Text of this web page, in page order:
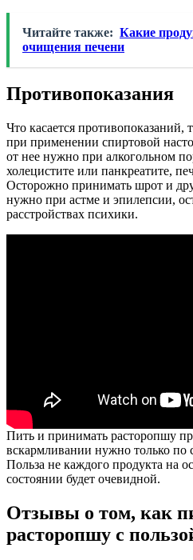
Читайте также: Какие
очищения печени
Противопоказания
Что касается противопоказаний,
при применении спиртовой
от нее нужно при алкогольном
холецистите или панкреатите,
Осторожно принимать шрот и
нужно при астме и эпилепсии,
расстройствах психики.
Пить и принимать расторопшу
вскармливании нужно только по
Польза не каждого продукта на
состоянии будет очевидной.
Отзывы о том, как
расторопшу с